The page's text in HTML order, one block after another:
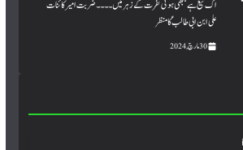
اک تیغ ہے بجھی ہوئی نفرت کے زہر میں۔۔۔۔ ضربت امیر کائنات
علی ابن ابی طالبؑ کا منظر
30 مارچ, 2024